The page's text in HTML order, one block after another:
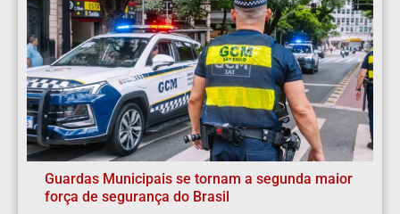
Guardas Municipais se tornam a segunda maior
força de segurança do Brasil